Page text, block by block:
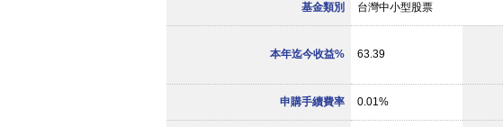
基金類別 台灣中小型股票
本年迄今收益% 63.39
申購手續費率 0.01%